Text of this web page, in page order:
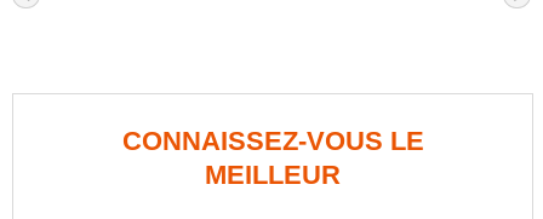
CONNAISSEZ-VOUS LE
MEILLEUR